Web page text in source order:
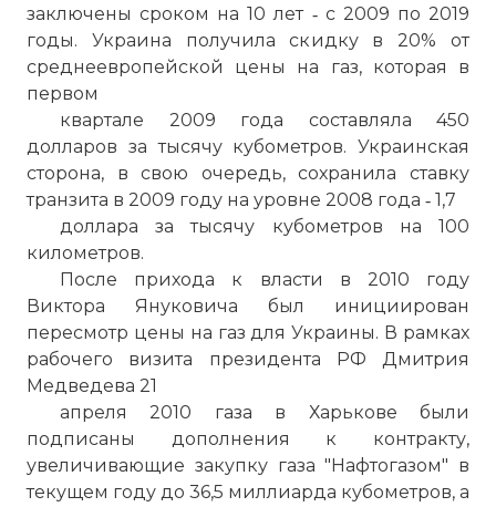
заключены сроком на 10 лет ‑ с 2009 по 2019
годы. Украина получила скидку в 20% от
среднеевропейской цены на газ, которая в
первом
квартале 2009 года составляла 450
долларов за тысячу кубометров. Украинская
сторона, в свою очередь, сохранила ставку
транзита в 2009 году на уровне 2008 года ‑ 1,7
доллара за тысячу кубометров на 100
километров.
После прихода к власти в 2010 году
Виктора Януковича был инициирован
пересмотр цены на газ для Украины. В рамках
рабочего визита президента РФ Дмитрия
Медведева 21
апреля 2010 газа в Харькове были
подписаны дополнения к контракту,
увеличивающие закупку газа "Нафтогазом" в
текущем году до 36,5 миллиарда кубометров, а